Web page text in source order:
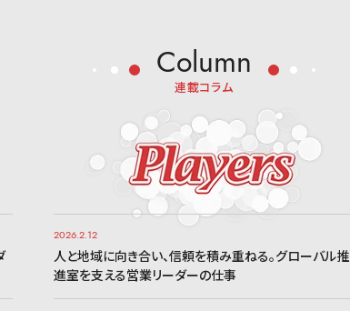
Column
連載コラム
2026.2.12
人と地域に向き合い、信頼を積み重ねる。グローバル推
進室を支える営業リーダーの仕事